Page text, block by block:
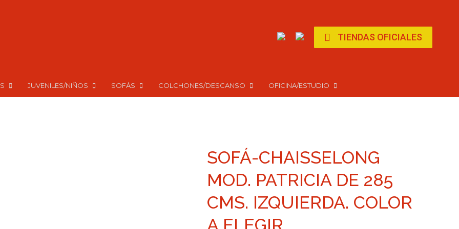
in
TIENDAS OFICIALES
JUVENILES/NIÑOS SOFÁS COLCHONES/DESCANSO OFICINA/ESTUDIO
SOFÁ-CHAISSELONG
MOD. PATRICIA DE 285
CMS. IZQUIERDA. COLOR
A ELEGIR